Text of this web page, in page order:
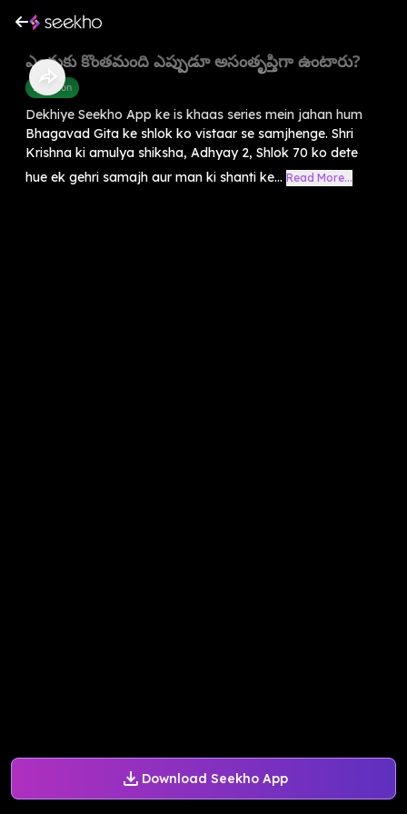
Download Seekho App
ఎందుకు కొంతమంది ఎప్పుడూ అసంతృప్తిగా ఉంటారు?
Devotion
Dekhiye Seekho App ke is khaas series mein jahan hum
Bhagavad Gita ke shlok ko vistaar se samjhenge. Shri
Krishna ki amulya shiksha, Adhyay 2, Shlok 70 ko dete
hue ek gehri samajh aur man ki shanti ke... Read More...